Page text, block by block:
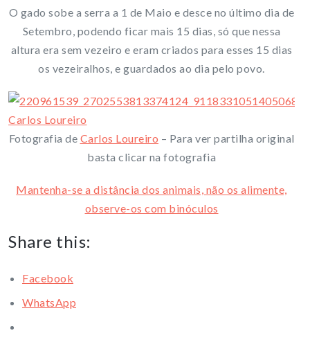
O gado sobe a serra a 1 de Maio e desce no último dia de
Setembro, podendo ficar mais 15 dias, só que nessa
altura era sem vezeiro e eram criados para esses 15 dias
os vezeiralhos, e guardados ao dia pelo povo.
Fotografia de Carlos Loureiro – Para ver partilha original
basta clicar na fotografia
Mantenha-se a distância dos animais, não os alimente,
observe-os com binóculos
Share this:
Facebook
WhatsApp